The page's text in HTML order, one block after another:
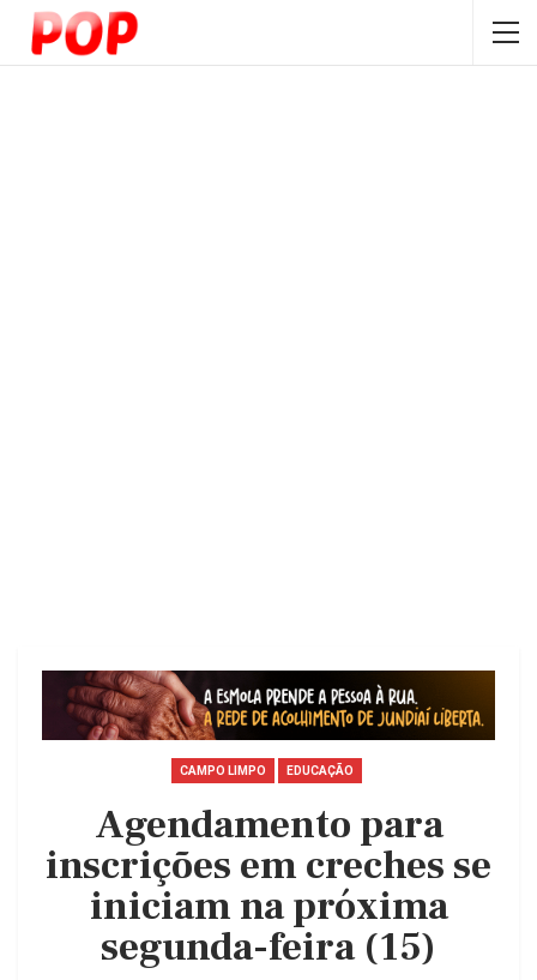
CAMPO LIMPO EDUCAÇÃO
Agendamento para
inscrições em creches se
iniciam na próxima
segunda-feira (15)